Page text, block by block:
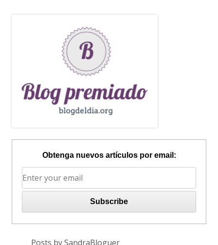
Obtenga nuevos artículos por email:
Posts by SandraBloguer